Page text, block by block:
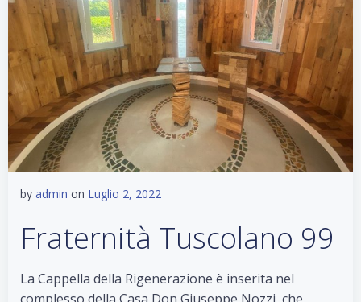
by admin on Luglio 2, 2022
Fraternità Tuscolano 99
La Cappella della Rigenerazione è inserita nel